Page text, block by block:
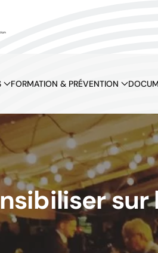
FORMATION & PRÉVENTION
sur